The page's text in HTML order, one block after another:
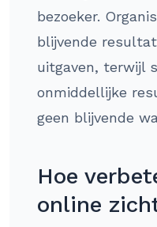
bezoeker.
blijvende
uitgaven, terwijl
onmiddellijke
geen blijvende
Hoe
online